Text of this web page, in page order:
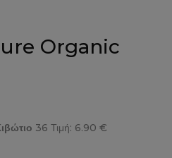
Organic
36 Τιμή: 6.90 €